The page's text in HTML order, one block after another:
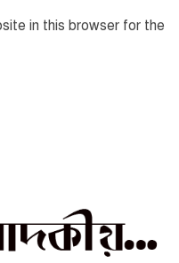
in this browser for the